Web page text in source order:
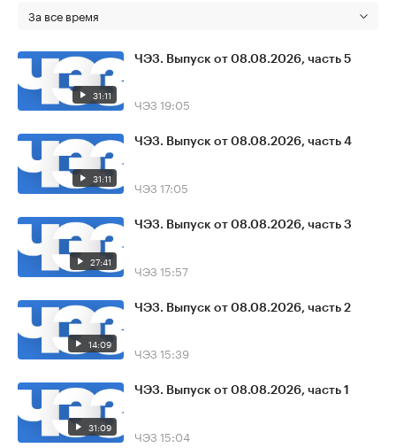
За все время
31:11
ЧЭЗ. Выпуск от 08.08.2026, часть 5
ЧЭЗ 19:05
31:11
ЧЭЗ. Выпуск от 08.08.2026, часть 4
ЧЭЗ 17:05
27:41
ЧЭЗ. Выпуск от 08.08.2026, часть 3
ЧЭЗ 15:57
14:09
ЧЭЗ. Выпуск от 08.08.2026, часть 2
ЧЭЗ 15:39
31:09
ЧЭЗ. Выпуск от 08.08.2026, часть 1
ЧЭЗ 15:04